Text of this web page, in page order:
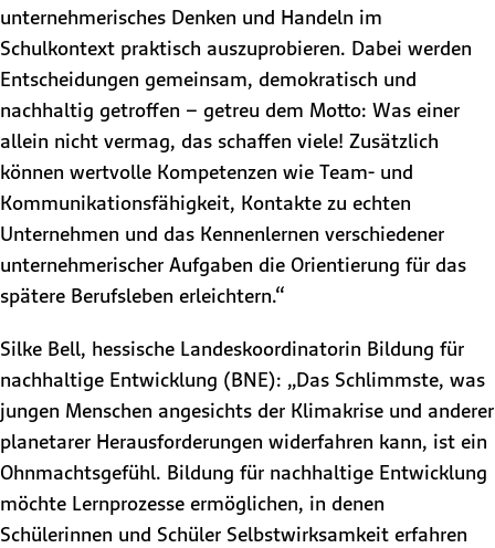
unternehmerisches Denken und Handeln im
Schulkontext praktisch auszuprobieren. Dabei werden
Entscheidungen gemeinsam, demokratisch und
nachhaltig getroffen – getreu dem Motto: Was einer
allein nicht vermag, das schaffen viele! Zusätzlich
können wertvolle Kompetenzen wie Team- und
Kommunikationsfähigkeit, Kontakte zu echten
Unternehmen und das Kennenlernen verschiedener
unternehmerischer Aufgaben die Orientierung für das
spätere Berufsleben erleichtern.“
Silke Bell, hessische Landeskoordinatorin Bildung für
nachhaltige Entwicklung (BNE): „Das Schlimmste, was
jungen Menschen angesichts der Klimakrise und anderer
planetarer Herausforderungen widerfahren kann, ist ein
Ohnmachtsgefühl. Bildung für nachhaltige Entwicklung
möchte Lernprozesse ermöglichen, in denen
Schülerinnen und Schüler Selbstwirksamkeit erfahren